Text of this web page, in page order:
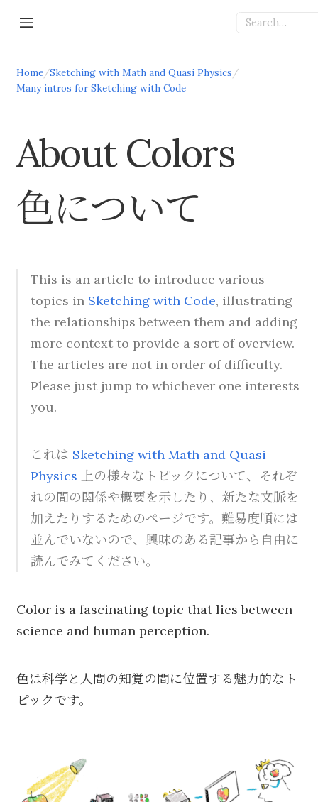
Home/Sketching with Math and Quasi Physics/
Many intros for Sketching with Code
About Colors
色について
This is an article to introduce various
topics in Sketching with Code, illustrating
the relationships between them and adding
more context to provide a sort of overview.
The articles are not in order of difficulty.
Please just jump to whichever one interests
you.
これは Sketching with Math and Quasi
Physics 上の様々なトピックについて、それぞ
れの間の関係や概要を示したり、新たな文脈を
加えたりするためのページです。難易度順には
並んでいないので、興味のある記事から自由に
読んでみてください。
Color is a fascinating topic that lies between
science and human perception.
色は科学と人間の知覚の間に位置する魅力的なト
ピックです。